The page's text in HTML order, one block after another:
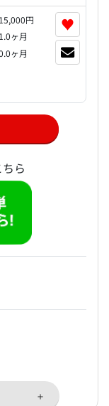
15,000円
1.0ヶ月
ヶ月
♥
ら